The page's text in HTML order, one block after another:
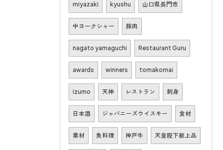
miyazaki kyushu 山口県長門市
中ヨークシャー 豚肉
nagato yamaguchi Restaurant Guru
awards winners tomakomai
izumo 天神 レストラン 刺身
日本酒 ジャパニーズウイスキー 食材
素材 魚料理 神戸牛 天皇陛下献上品